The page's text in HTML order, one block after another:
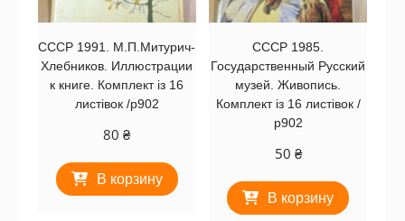
СССР 1991. М.П.Митурич-
Хлебников. Иллюстрации
к книге. Комплект із 16
листівок /р902
80₴
В корзину
СССР 1985.
Государственный Русский
музей. Живопись.
Комплект із 16 листівок /
р902
50 ₴
В корзину